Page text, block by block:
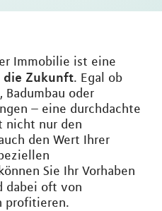
Immobilie ist eine
Zukunft. Egal ob
Badumbau oder
– eine durchdachte
nicht nur den
den Wert Ihrer
Sie Ihr Vorhaben
dabei oft von
profitieren.